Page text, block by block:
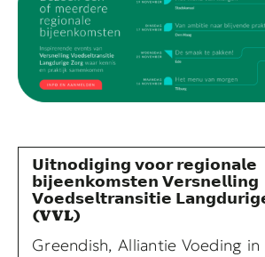
𝗨𝗶𝘁𝗻𝗼𝗱𝗶𝗴𝗶𝗻𝗴 𝘃𝗼𝗼𝗿 𝗿𝗲𝗴𝗶𝗼𝗻𝗮𝗹𝗲
𝗯𝗶𝗷𝗲𝗲𝗻𝗸𝗼𝗺𝘀𝘁𝗲𝗻 𝗩𝗲𝗿𝘀𝗻𝗲𝗹𝗹𝗶𝗻𝗴
𝗩𝗼𝗲𝗱𝘀𝗲𝗹𝘁𝗿𝗮𝗻𝘀𝗶𝘁𝗶𝗲
(VVL)
Greendish, Alliantie Voeding